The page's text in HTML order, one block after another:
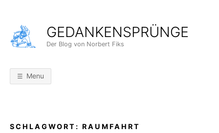
content
GEDANKENSPRÜNGE
Der Blog von Norbert Fiks
Menu
SCHLAGWORT: RAUMFAHRT